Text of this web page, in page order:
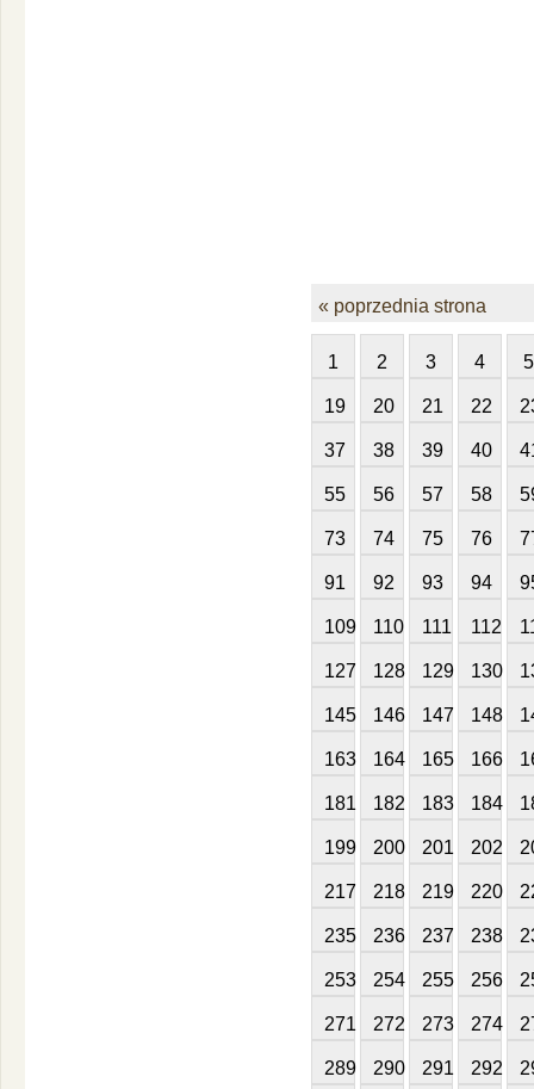
« poprzednia strona
1 2 3 4 5
19 20 21 22
37 38 39 40
55 56 57 58
73 74 75 76
91 92 93 94
109 110 111 112
127 128 129 130
145 146 147 148
163 164 165 166
181 182 183 184
199 200 201 202
217 218 219 220
235 236 237 238
253 254 255 256
271 272 273 274
289 290 291 292